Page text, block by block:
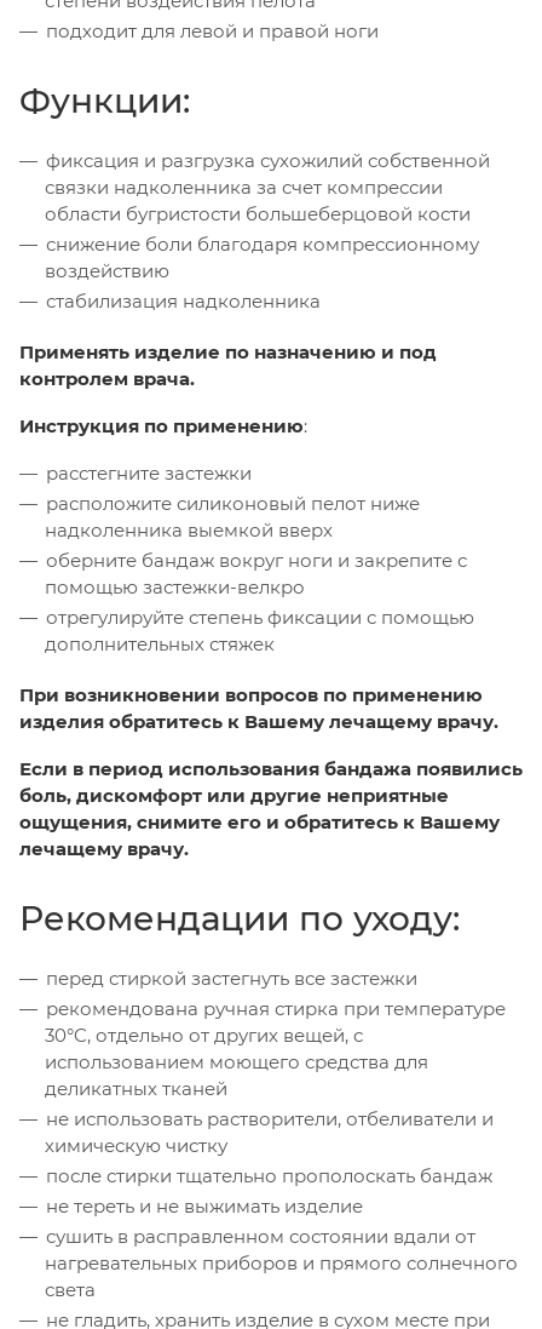
подходит для левой и правой ноги
Функции:
фиксация и разгрузка сухожилий собственной
связки надколенника за счет компрессии
области бугристости большеберцовой кости
снижение боли благодаря компрессионному
воздействию
стабилизация надколенника
Применять изделие по назначению и под
контролем врача.
Инструкция по применению:
расстегните застежки
расположите силиконовый пелот ниже
надколенника выемкой вверх
оберните бандаж вокруг ноги и закрепите с
помощью застежки-велкро
отрегулируйте степень фиксации с помощью
дополнительных стяжек
При возникновении вопросов по применению
изделия обратитесь к Вашему лечащему врачу.
Если в период использования бандажа появились
боль, дискомфорт или другие неприятные
ощущения, снимите его и обратитесь к Вашему
лечащему врачу.
Рекомендации по уходу:
перед стиркой застегнуть все застежки
рекомендована ручная стирка при температуре
30°C, отдельно от других вещей, с
использованием моющего средства для
деликатных тканей
не использовать растворители, отбеливатели и
химическую чистку
после стирки тщательно прополоскать бандаж
не тереть и не выжимать изделие
сушить в расправленном состоянии вдали от
нагревательных приборов и прямого солнечного
света
не гладить, хранить изделие в сухом месте при